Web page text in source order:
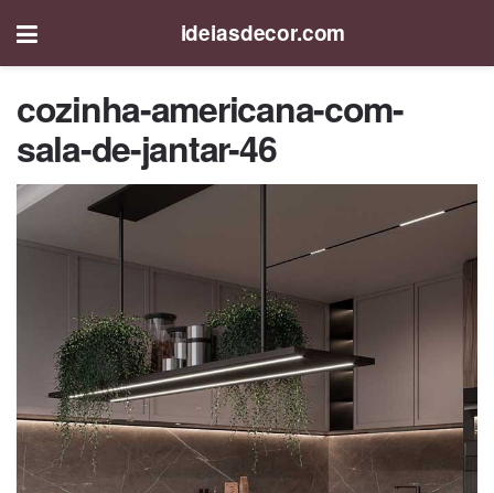
ideiasdecor.com
cozinha-americana-com-
sala-de-jantar-46